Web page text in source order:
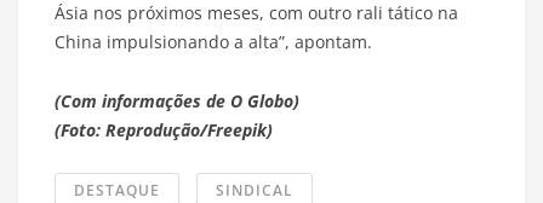
Ásia nos próximos meses, com outro rali tático na
China impulsionando a alta”, apontam.
(Com informações de O Globo)
(Foto: Reprodução/Freepik)
DESTAQUE SINDICAL